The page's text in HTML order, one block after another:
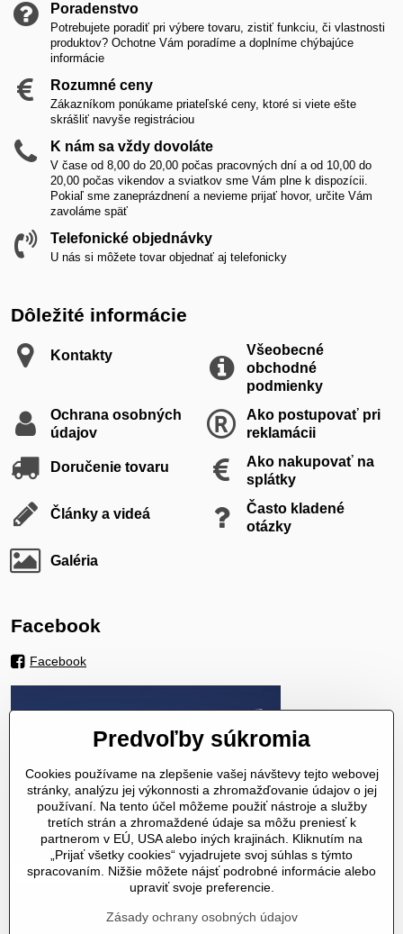
Poradenstvo
Potrebujete poradiť pri výbere tovaru, zistiť funkciu, či vlastnosti
produktov? Ochotne Vám poradíme a doplníme chýbajúce
informácie
Rozumné ceny
Zákazníkom ponúkame priateľské ceny, ktoré si viete ešte
skrášliť navyše registráciou
K nám sa vždy dovoláte
V čase od 8,00 do 20,00 počas pracovných dní a od 10,00 do
20,00 počas vikendov a sviatkov sme Vám plne k dispozícii.
Pokiaľ sme zaneprázdnení a nevieme prijať hovor, určite Vám
zavoláme späť
Telefonické objednávky
U nás si môžete tovar objednať aj telefonicky
Dôležité informácie
Kontakty
Všeobecné
obchodné
podmienky
Ochrana osobných
údajov
Ako postupovať pri
reklamácii
Doručenie tovaru
Ako nakupovať na
splátky
Články a videá
Často kladené
otázky
Galéria
Facebook
Facebook
Predvoľby súkromia
Cookies používame na zlepšenie vašej návštevy tejto webovej
stránky, analýzu jej výkonnosti a zhromažďovanie údajov o jej
používaní. Na tento účel môžeme použiť nástroje a služby
tretích strán a zhromaždené údaje sa môžu preniesť k
partnerom v EÚ, USA alebo iných krajinách. Kliknutím na
„Prijať všetky cookies“ vyjadrujete svoj súhlas s týmto
spracovaním. Nižšie môžete nájsť podrobné informácie alebo
upraviť svoje preferencie.
Zásady ochrany osobných údajov